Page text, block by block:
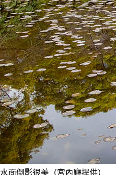
水面倒影很美（宮內廳提供）